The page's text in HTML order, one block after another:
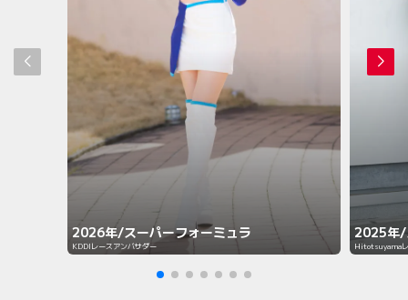
2026年/スーパーフォーミュラ
KDDIレースアンバサダー
2025年/
Hitotsuyamaレ